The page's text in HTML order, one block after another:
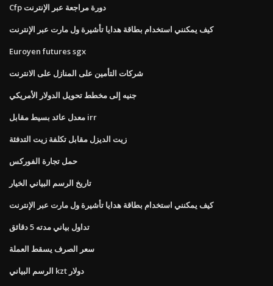
Cfp دورة مراجعة عبر الإنترنت
كيف يمكنني استخدام بطاقة هدايا تأشيرة ول مارت عبر الإنترنت
Euroyen futures sgx
شركات التأمين على المنازل على الانترنت
جنيه إلى مخطط تحويل الدولار الأمريكي
معدل عائد بسيط مقابل irr
زيت الديزل مقابل تكلفة زيت التدفئة
حمل تجارة الفوركس
تاريخ الرسم البياني الخيار
كيف يمكنني استخدام بطاقة هدايا تأشيرة ول مارت عبر الإنترنت
تداول بياني مدته 5 دقائق
سعر الصرف يسقط العملة
الرسم البياني kzt دولار